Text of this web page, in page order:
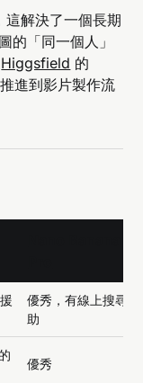
這解決了一個長期
的「同一個人」
Higgsfield 的
進到影片製作流
優秀，有線上搜尋輔
助
優秀